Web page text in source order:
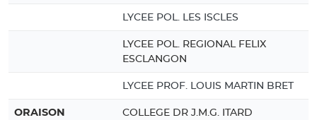
LYCEE POL. LES ISCLES
LYCEE POL. REGIONAL FELIX
ESCLANGON
LYCEE PROF. LOUIS MARTIN BRET
ORAISON COLLEGE DR J.M.G. ITARD